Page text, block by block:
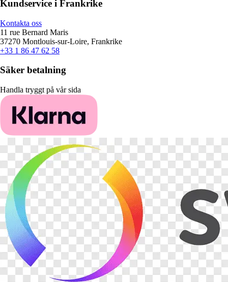
Kundservice i Frankrike
Kontakta oss
11 rue Bernard Maris
37270 Montlouis-sur-Loire, Frankrike
+33 1 86 47 62 58
Säker betalning
Handla tryggt på vår sida